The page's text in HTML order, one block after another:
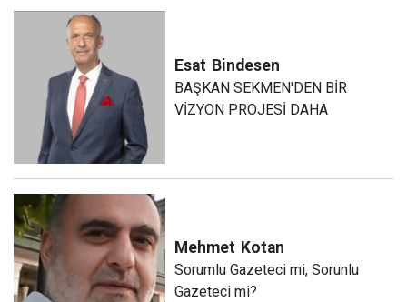
Esat Bindesen
BAŞKAN SEKMEN'DEN BİR
VİZYON PROJESİ DAHA
Mehmet Kotan
Sorumlu Gazeteci mi, Sorunlu
Gazeteci mi?